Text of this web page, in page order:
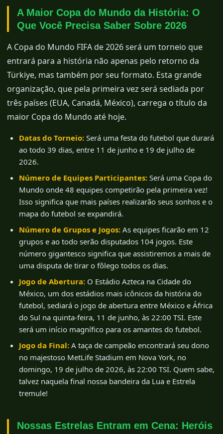
A Maior Copa do Mundo da História: O
Que Você Precisa Saber Sobre 2026
A Copa do Mundo FIFA de 2026 será um torneio que
entrará para a história não apenas pelo retorno da
Türkiye, mas também por seu formato. Esta grande
organização, que pela primeira vez será sediada por
três países (EUA, Canadá, México), carrega o título da
maior Copa do Mundo até hoje.
Datas do Torneio: Será uma festa do futebol que durará
ao todo 39 dias, entre 11 de junho e 19 de julho de
2026.
Número de Equipes Participantes: Será uma Copa do
Mundo onde 48 equipes competirão pela primeira vez!
Isso significa que mais países realizarão seus sonhos e o
mapa do futebol se expandirá.
Número de Grupos e Jogos: As equipes ficarão em 12
grupos e ao todo serão disputados 104 jogos. Este
número gigantesco significa que assistiremos a mais de
uma disputa de tirar o fôlego todos os dias.
Jogo de Abertura: O Estádio Azteca na Cidade do
México, um dos estádios mais icônicos da história do
futebol, sediará o jogo de abertura entre México e África
do Sul na quinta-feira, 11 de junho, às 22:00 TSİ. Este
será um início magnífico para os amantes do futebol.
Jogo da Final: A taça de campeão encontrará seu dono
no majestoso MetLife Stadium em Nova York, no
domingo, 19 de julho de 2026, às 22:00 TSİ. Quem sabe,
talvez naquela final nossa bandeira da Lua e Estrela
tremule!
Nossas Estrelas Entram em Cena: Heróis